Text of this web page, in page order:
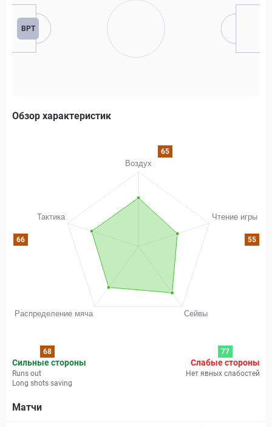
ВРТ
Обзор характеристик
65
66 55
68 77
Сильные стороны
Runs out
Long shots saving
Слабые стороны
Нет явных слабостей
Матчи